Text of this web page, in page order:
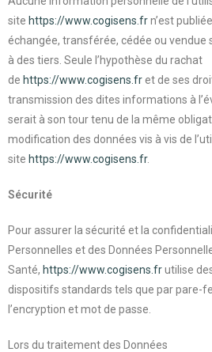
site https://www.cogisens.frn’est
échangée, transférée, cédée ou vendue
à des tiers. Seule l’hypothèse du rachat
de https://www.cogisens.fret de ses
transmission des dites informations à
serait à son tour tenu de la même
modification des données vis à vis de
site https://www.cogisens.fr.
Sécurité
Pour assurer la sécurité et la
Personnelles et des Données
Santé, https://www.cogisens.frutilise
dispositifs standards tels que par pare-
l’encryption et mot de passe.
Lors du traitement des Données